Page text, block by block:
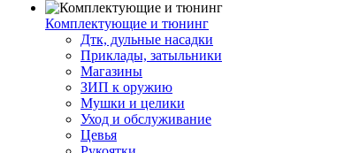
Комплектующие и тюнинг
Дтк, дульные насадки
Приклады, затыльники
Магазины
ЗИП к оружию
Мушки и целики
Уход и обслуживание
Цевья